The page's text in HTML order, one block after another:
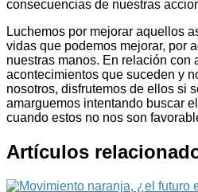
consecuencias de nuestras
Luchemos por mejorar aquellos
vidas que podemos mejorar, por
nuestras manos. En relación con
acontecimientos que suceden y
nosotros, disfrutemos de ellos si
amarguemos intentando buscar
cuando estos no nos son
Artículos